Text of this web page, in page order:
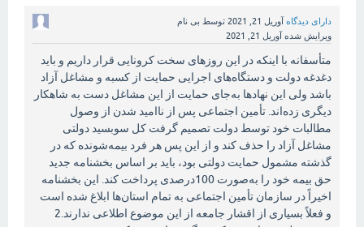
دارای دیدگاه آوریل 21, 2021 توسط بی نام
ویرایش شده آوریل 21, 2021
متأسفانه با اینکه در این روزهای سخت کرونایی قرار داریم و باید
دغدغه دولت و دستگاه‌های اجرایی حمایت از کسبه و مشاغل آزاد
باشد ولی این نهادها به‌جای حمایت از این مشاغل دست به شاهکار
دیگری زده‌اند. تأمین اجتماعی پس از ناامید شدن از وصول
مطالبات خود توسط دولت تصمیم گرفت کل سوبسید دولتی
مشاغل آزاد را حذف کند و از این پس هر فرد بیمه‌شونده که در
گذشته مشمول حمایت دولتی بود، باید بر اساس بخشنامه جدید
حق بیمه خود را به‌صورت 100درصدی پرداخت کند. این بخشنامه
اخیراً در سازمان تأمین اجتماعی به تمام استان‌ها ابلاغ شده است
و فعلاً بسیاری از اقشار جامعه از این موضوع اطلاعی ندارند.2